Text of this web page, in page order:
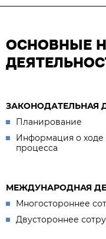
ОСНОВНЫЕ
ЗАКОНОДАТЕЛЬНАЯ
Планирование
Информация о ходе
процесса
МЕЖДУНАРОДНАЯ
Многостороннее
Двустороннее